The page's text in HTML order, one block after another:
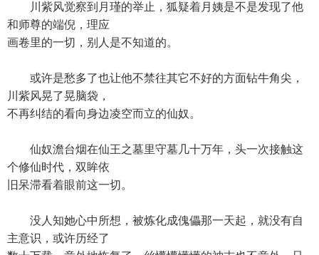
川紫风觉察到月瑾的举止，狐疑着月姨是不是发现了他
和师尊的端倪，理应
画卷里的一切，别人是不知道的。
或许是愁多了也让他不禁往其它不好的方面钻牛角尖，
川紫风晃了晃脑袋，
不再纠结的看向身边凌空而立的仙奴。
仙奴澹台烟在仙王之墓里守墓几十万年，头一次接触这
个修仙时代，双眸依
旧呆滞看着眼前这一切。
没人知她心中所想，被炼化成傀儡那一天起，就没有自
主意识，或许历经了